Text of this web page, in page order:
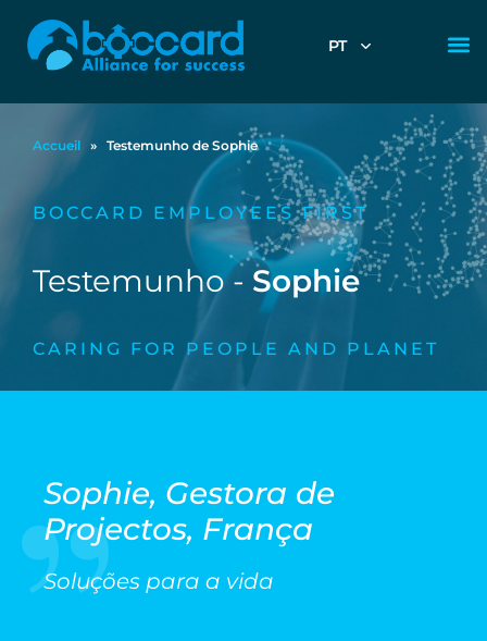
PT
Accueil » Testemunho de Sophie
BOCCARD EMPLOYEES FIRST
Testemunho - Sophie
CARING FOR PEOPLE AND PLANET
Sophie, Gestora de
Projectos, França
Soluções para a vida